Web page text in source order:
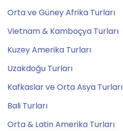
Orta ve Güney Afrika Turları
Vietnam & Kamboçya Turları
Kuzey Amerika Turları
Uzakdoğu Turları
Kafkaslar ve Orta Asya Turları
Bali Turları
Orta & Latin Amerika Turları